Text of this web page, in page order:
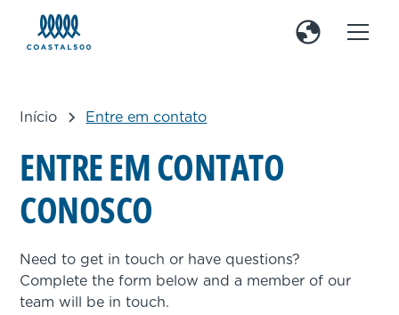
Início Entre em contato
ENTREEMCONTATO
CONOSCO
Need to get in touch or have questions?
Complete the form below and a member of our
team will be in touch.